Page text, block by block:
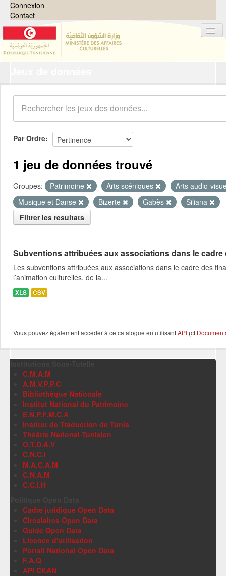
Connexion
Contact
Organisations
Groupes
Demandes 0
À propos
Par Ordre
1 jeu de données trouvé
Groupes: Patrimoine Arts scéniques
Arts audio-
Musique et Danse
Bizerte Gabès
Siliana
Filtrer les resultats
Subventions attribuées aux associations dans le
Les subventions attribuées aux associations dans le cadre des
l’animation culturelles, de la...
XLS CSV
Vous pouvez également accéder à ce catalogue en utilisantAPI (cf
C.M.A.M
A.M.V.P.P.C
Bibliothèque Nationale
Institut National du Patrimoine
E.N.P.F.M.C.A
Institut de Traduction de Tunis
Théâtre National Tunisien
O.T.D.A.V
C.N.C.I
M.A.C.A.M
C.N.A.M
C.C.I.H
Cadre juridique Open Data
Circulaires Open Data
Guide Open Data
Licence d'utilisation
Portail National Open Data
F.A.Q
API CKAN